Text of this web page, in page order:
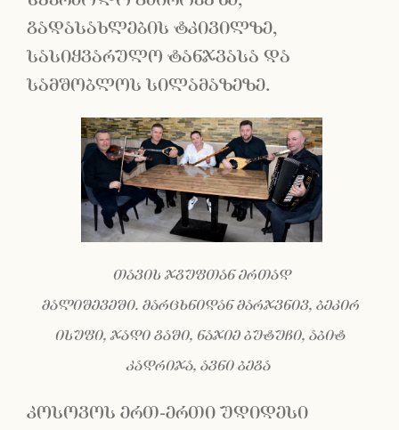
გადასახლების ტკივილზე,
სასიყვარულო ტანჯვასა და
სამშობლოს სილამაზეზე.
თავის ჯგუფთან ერთად
მალიშევეში. მარცხნიდან მარჯვნივ, ბეკირ
ისუფი, ჯადი გაში, ნაჯიე ბუტუჩი, აბიტ
კადრიჯა, ავნი ბეგა
კოსოვოს ერთ-ერთი უდიდესი